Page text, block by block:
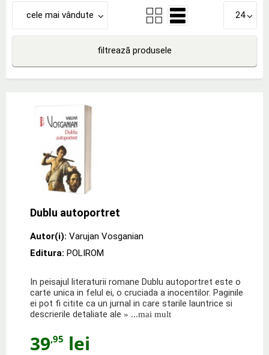
cele mai vândute 24
filtrează produsele
Dublu autoportret
Autor(i): Varujan Vosganian
Editura: POLIROM
In peisajul literaturii romane Dublu autoportret este o
carte unica in felul ei, o cruciada a inocentilor. Paginile
ei pot fi citite ca un jurnal in care starile launtrice si
descrierile detaliate ale » ...mai mult
39,95 lei